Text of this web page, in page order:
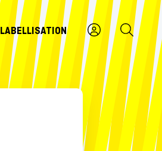
LABELLISATION